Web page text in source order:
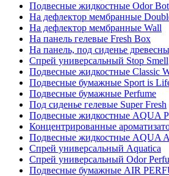
Подвесные жидкостные Odor
На дефлектор мембранные
На дефлектор мембранные Wall
На панель гелевые Fresh Box
На панель, под сиденье
Спрей универсальный Stop Smell
Подвесные жидкостные Classic
Подвесные бумажные Sport is
Подвесные бумажные Perfume
Под сиденье гелевые Super Fresh
Подвесные жидкостные AQUA
Концентрированные
Подвесные жидкостные AQUA
Спрей универсальный Aquatica
Спрей универсальный Odor
Подвесные бумажные AIR